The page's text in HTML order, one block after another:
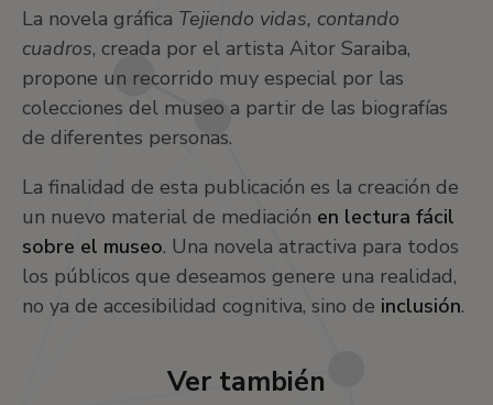
La novela gráfica Tejiendo vidas, contando
cuadros, creada por el artista Aitor Saraiba,
propone un recorrido muy especial por las
colecciones del museo a partir de las biografías
de diferentes personas.
La finalidad de esta publicación es la creación de
un nuevo material de mediación en lectura fácil
sobre el museo. Una novela atractiva para todos
los públicos que deseamos genere una realidad,
no ya de accesibilidad cognitiva, sino de inclusión.
Ver también